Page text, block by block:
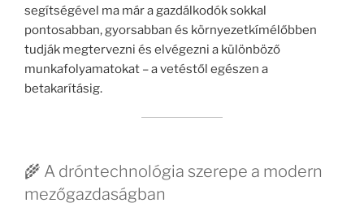
segítségével ma már a gazdálkodók sokkal
pontosabban, gyorsabban és környezetkímélőbben
tudják megtervezni és elvégezni a különböző
munkafolyamatokat – a vetéstől egészen a
betakarításig.
🌾 A dróntechnológia szerepe a modern
mezőgazdaságban